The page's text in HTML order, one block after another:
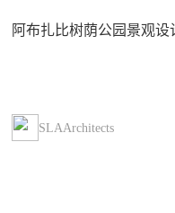
阿布扎比树荫公园景观设
SLAArchitects